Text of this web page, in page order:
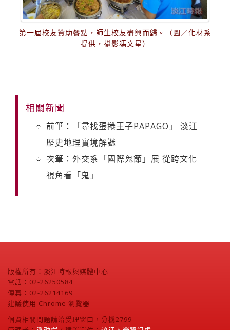
第一屆校友贊助餐點，師生校友盡興而歸。（圖／化材系
提供，攝影馮文星）
相關新聞
前筆：「尋找蛋捲王子PAPAGO」 淡江
歷史地理實境解謎
次筆：外交系「國際鬼節」展 從跨文化
視角看「鬼」
版權所有：淡江時報與媒體中心
電話：02-26250584
傳真：02-26214169
建議使用 Chrome 瀏覽器
個資相關問題請洽受理窗口，分機2799